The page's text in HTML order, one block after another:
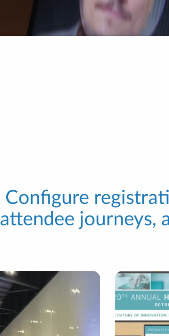
Configure
attendee journeys,